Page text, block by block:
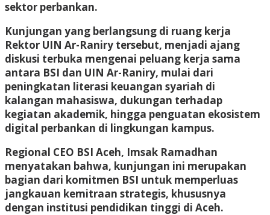
sektor perbankan.
Kunjungan yang berlangsung di ruang kerja
Rektor UIN Ar-Raniry tersebut, menjadi ajang
diskusi terbuka mengenai peluang kerja sama
antara BSI dan UIN Ar-Raniry, mulai dari
peningkatan literasi keuangan syariah di
kalangan mahasiswa, dukungan terhadap
kegiatan akademik, hingga penguatan ekosistem
digital perbankan di lingkungan kampus.
Regional CEO BSI Aceh, Imsak Ramadhan
menyatakan bahwa, kunjungan ini merupakan
bagian dari komitmen BSI untuk memperluas
jangkauan kemitraan strategis, khususnya
dengan institusi pendidikan tinggi di Aceh.